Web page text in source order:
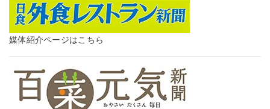
媒体紹介ページはこちら